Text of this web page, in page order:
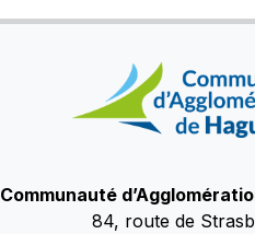
Communauté
84, route de